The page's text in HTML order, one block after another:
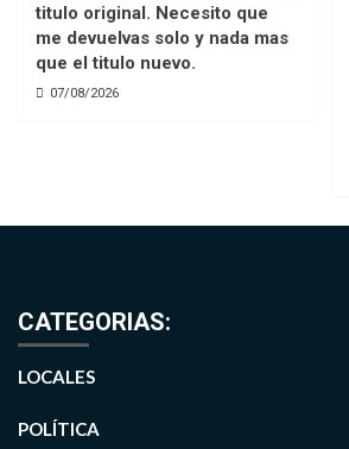
titulo original. Necesito que
me devuelvas solo y nada mas
que el titulo nuevo.
07/08/2026
CATEGORIAS:
LOCALES
POLÍTICA